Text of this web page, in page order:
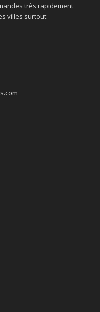
très rapidement
villes surtout: